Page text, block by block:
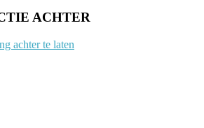
ACHTER
achter te laten